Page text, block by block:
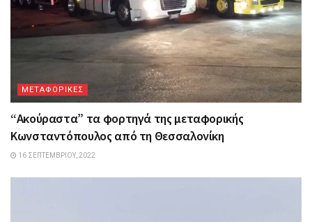
ΜΕΤΑΦΟΡΙΚΕΣ
“Ακούραστα” τα φορτηγά της μεταφορικής
Κωνσταντόπουλος από τη Θεσσαλονίκη
16 ΣΕΠΤΕΜΒΡΊΟΥ, 2022